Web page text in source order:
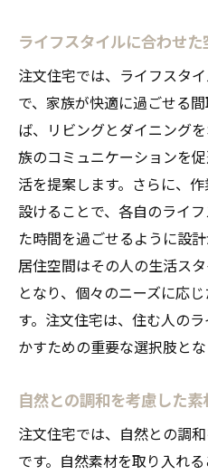
収納スペースの効
匂いと空気循環に
注文住宅が提供する無
ンを満喫
趣味を追求できる
家族全員が楽しめ
リラックスできる
ーム
ホームオフィスで
自宅で楽しむエン
自然の中でのリモ
を過ごす
パーソナルジムを
クリエイティブな
ライフスタイルに合わせ
注文住宅では、ライフスタ
で、家族が快適に過ごせる
ば、リビングとダイニング
族のコミュニケーションを
活を提案します。さらに、
設けることで、各自のライ
た時間を過ごせるように設
居住空間はその人の生活ス
となり、個々のニーズに応
す。注文住宅は、住む人の
かすための重要な選択肢とな
自然との調和を考慮した素
注文住宅では、自然との調
です。自然素材を取り入れ